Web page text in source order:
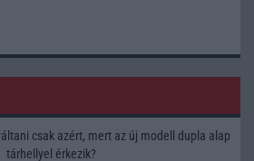
csak azért, mert az új modell dupla alap
tárhellyel érkezik?